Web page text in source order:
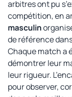
arbitres ont pu
compétition, en
masculin
de référence
Chaque match a
démontrer leur
leur rigueur.
pour observer,